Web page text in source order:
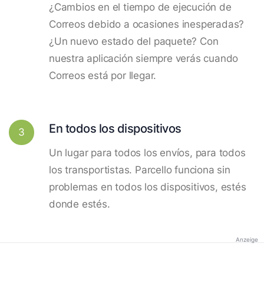
¿Cambios en el tiempo de ejecución de
Correos debido a ocasiones inesperadas?
¿Un nuevo estado del paquete? Con
nuestra aplicación siempre verás cuando
Correos está por llegar.
3 En todos los dispositivos
Un lugar para todos los envíos, para todos
los transportistas. Parcello funciona sin
problemas en todos los dispositivos, estés
donde estés.
Anzeige